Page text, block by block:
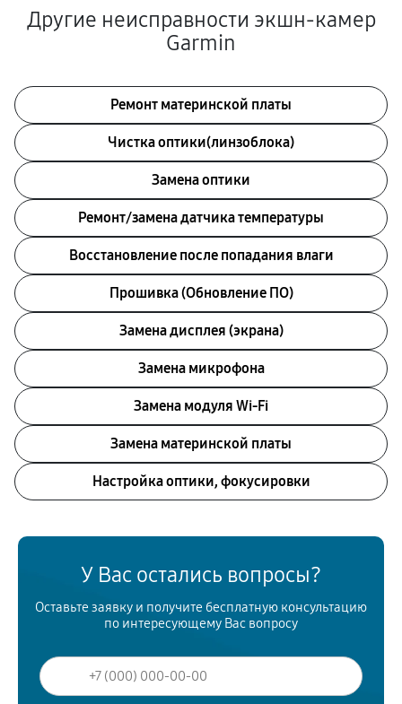
Другие неисправности экшн-камер
Garmin
Ремонт материнской платы
Чистка оптики(линзоблока)
Замена оптики
Ремонт/замена датчика температуры
Восстановление после попадания влаги
Прошивка (Обновление ПО)
Замена дисплея (экрана)
Замена микрофона
Замена модуля Wi-Fi
Замена материнской платы
Настройка оптики, фокусировки
У Вас остались вопросы?
Оставьте заявку и получите бесплатную консультацию
по интересующему Вас вопросу